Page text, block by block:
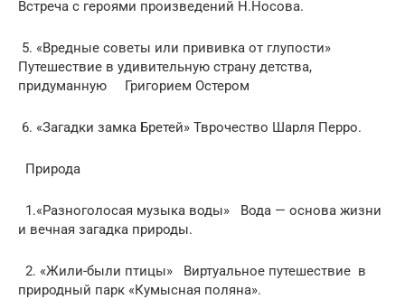
Встреча с героями произведений Н.Носова.
5. «Вредные советы или прививка от глупости»
Путешествие в удивительную страну детства,
придуманную Григорием Остером
6. «Загадки замка Бретей» Тврочество Шарля Перро.
Природа
1.«Разноголосая музыка воды» Вода — основа жизни
и вечная загадка природы.
2. «Жили-были птицы» Виртуальное путешествие в
природный парк «Кумысная поляна».